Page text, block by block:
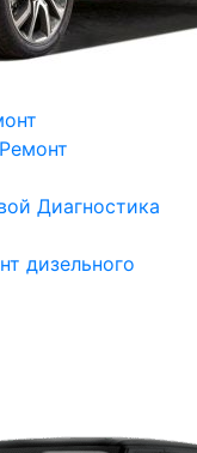
Ремонт
Диагностика
дизельного